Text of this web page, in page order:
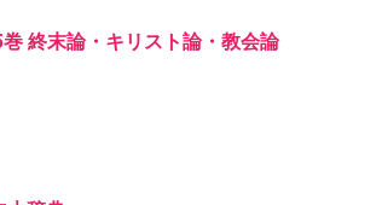
終末論・キリスト論・教会論